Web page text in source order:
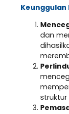
Keunggulan
dan